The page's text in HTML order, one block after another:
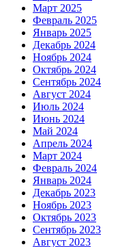
Март 2025
Февраль 2025
Январь 2025
Декабрь 2024
Ноябрь 2024
Октябрь 2024
Сентябрь 2024
Август 2024
Июль 2024
Июнь 2024
Май 2024
Апрель 2024
Март 2024
Февраль 2024
Январь 2024
Декабрь 2023
Ноябрь 2023
Октябрь 2023
Сентябрь 2023
Август 2023